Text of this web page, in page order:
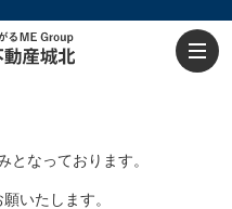
となっております。
いたします。